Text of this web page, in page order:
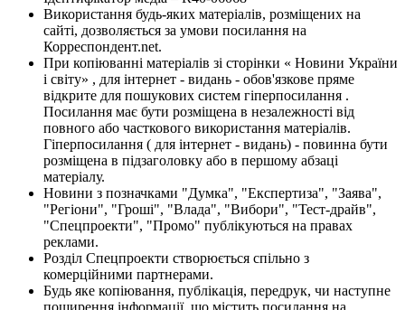
Використання будь-яких матеріалів, розміщених на
сайті, дозволяється за умови посилання на
Корреспондент.net.
При копіюванні матеріалів зі сторінки « Новини України
і світу» , для інтернет - видань - обов'язкове пряме
відкрите для пошукових систем гіперпосилання .
Посилання має бути розміщена в незалежності від
повного або часткового використання матеріалів.
Гіперпосилання ( для інтернет - видань) - повинна бути
розміщена в підзаголовку або в першому абзаці
матеріалу.
Новини з позначками "Думка", "Експертиза", "Заява",
"Регіони", "Гроші", "Влада", "Вибори", "Тест-драйв",
"Спецпроекти", "Промо" публікуються на правах
реклами.
Розділ Спецпроекти створюється спільно з
комерційними партнерами.
Будь яке копіювання, публікація, передрук, чи наступне
поширення інформації, що містить посилання на